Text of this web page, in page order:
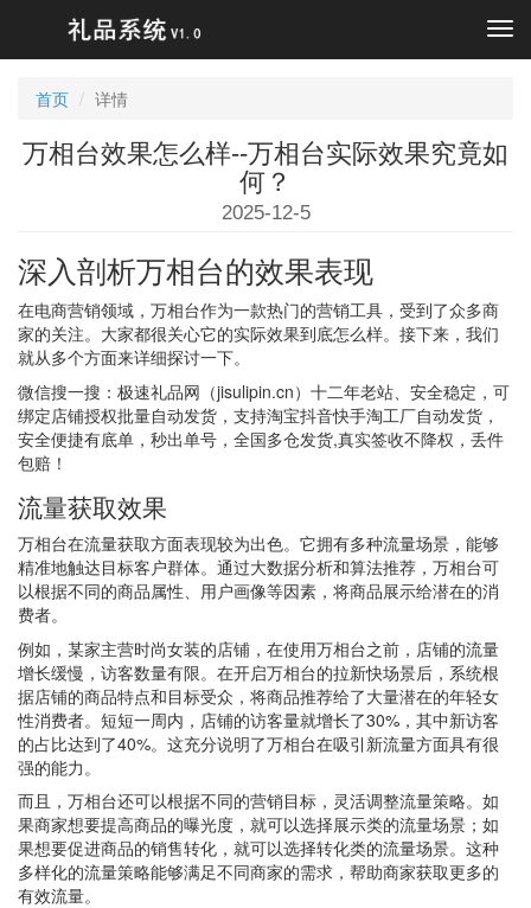
首页
详情
万相台效果怎么样--万相台实际效果究竟如
何？
2025-12-5
深入剖析万相台的效果表现
在电商营销领域，万相台作为一款热门的营销工具，受到了众多商
家的关注。大家都很关心它的实际效果到底怎么样。接下来，我们
就从多个方面来详细探讨一下。
微信搜一搜：极速礼品网（jisulipin.cn）十二年老站、安全稳定，可
绑定店铺授权批量自动发货，支持淘宝抖音快手淘工厂自动发货，
安全便捷有底单，秒出单号，全国多仓发货,真实签收不降权，丢件
包赔！
流量获取效果
万相台在流量获取方面表现较为出色。它拥有多种流量场景，能够
精准地触达目标客户群体。通过大数据分析和算法推荐，万相台可
以根据不同的商品属性、用户画像等因素，将商品展示给潜在的消
费者。
例如，某家主营时尚女装的店铺，在使用万相台之前，店铺的流量
增长缓慢，访客数量有限。在开启万相台的拉新快场景后，系统根
据店铺的商品特点和目标受众，将商品推荐给了大量潜在的年轻女
性消费者。短短一周内，店铺的访客量就增长了30%，其中新访客
的占比达到了40%。这充分说明了万相台在吸引新流量方面具有很
强的能力。
而且，万相台还可以根据不同的营销目标，灵活调整流量策略。如
果商家想要提高商品的曝光度，就可以选择展示类的流量场景；如
果想要促进商品的销售转化，就可以选择转化类的流量场景。这种
多样化的流量策略能够满足不同商家的需求，帮助商家获取更多的
有效流量。